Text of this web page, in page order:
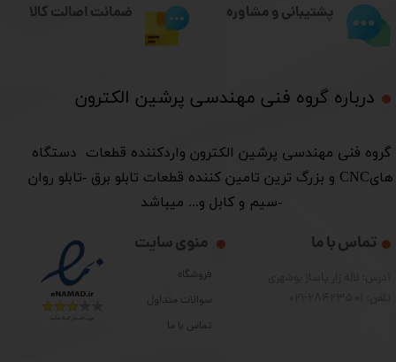
درباره گروه فنی مهندسی پرشین الکترون​​​​​​​
​گروه فنی مهندسی پرشین الکترون واردکننده قطعات دستگاه
هایCNC و بزرگ ترین تامین کننده قطعات تابلو برق -تابلو روان
-سیم و کابل و... میباشد
منوی سایت
فروشگاه
سوالات متداول
تماس با ما
تماس با ما
پشتیبانی و مشاوره ضمانت اصالت کالا